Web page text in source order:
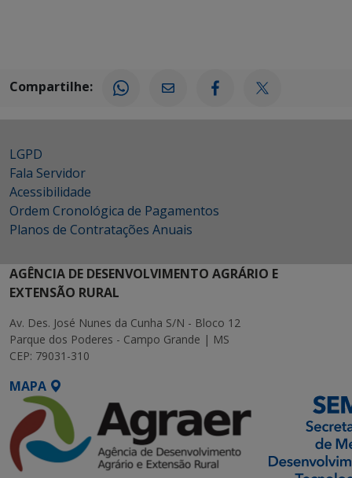
Compartilhe:
LGPD
Fala Servidor
Acessibilidade
Ordem Cronológica de Pagamentos
Planos de Contratações Anuais
AGÊNCIA DE DESENVOLVIMENTO AGRÁRIO E
EXTENSÃO RURAL
Av. Des. José Nunes da Cunha S/N - Bloco 12
Parque dos Poderes - Campo Grande | MS
CEP: 79031-310
MAPA